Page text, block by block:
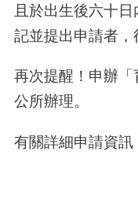
且於出生後六十
記並提出申請者，
再次提醒！申辦「
公所辦理。
有關詳細申請資訊